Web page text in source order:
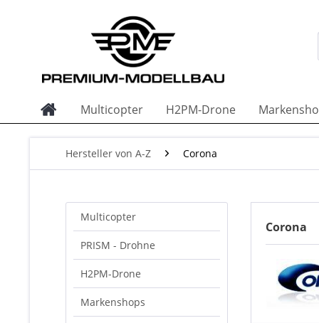
Multicopter H2PM-Drone
Hersteller von A-Z Corona
Multicopter
PRISM - Drohne
H2PM-Drone
Markenshops
Corona